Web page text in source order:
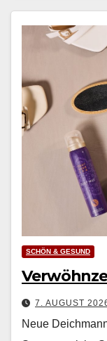
SCHÖN & GESUND
7. AUGUST
Neue